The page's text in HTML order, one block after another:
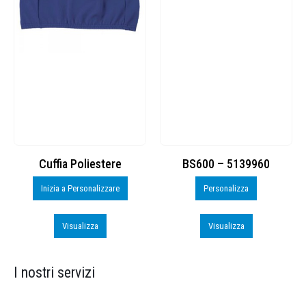
Cuffia Poliestere
Inizia a Personalizzare
Visualizza
BS600 – 5139960
Personalizza
Visualizza
I nostri servizi